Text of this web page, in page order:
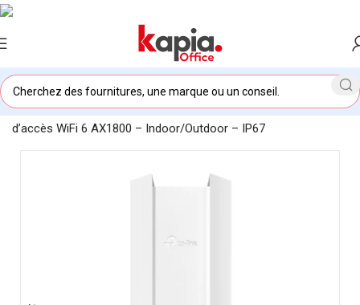
Accueil/KAPIA OFFICE MAROC/TP-Link EAP610 Point
d’accès WiFi 6 AX1800 – Indoor/Outdoor – IP67